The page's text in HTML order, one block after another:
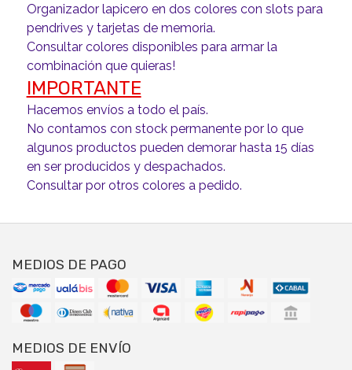
Organizador lapicero en dos colores con slots para
pendrives y tarjetas de memoria.
Consultar colores disponibles para armar la
combinación que quieras!
IMPORTANTE
Hacemos envíos a todo el país.
No contamos con stock permanente por lo que
algunos productos pueden demorar hasta 15 días
en ser producidos y despachados.
Consultar por otros colores a pedido.
MEDIOS DE PAGO
MEDIOS DE ENVÍO